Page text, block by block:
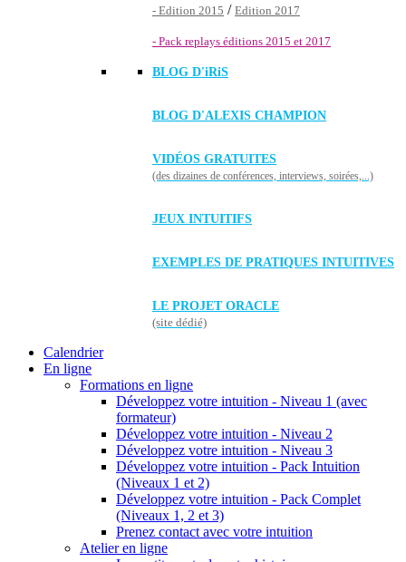
- Edition 2015 / Edition 2017
- Pack replays éditions 2015 et 2017
BLOG D'iRiS
BLOG D'ALEXIS CHAMPION
VIDÉOS GRATUITES
(des dizaines de conférences, interviews, soirées,...)
JEUX INTUITIFS
EXEMPLES DE PRATIQUES INTUITIVES
LE PROJET ORACLE
(site dédié)
Calendrier
En ligne
Formations en ligne
Développez votre intuition - Niveau 1 (avec
formateur)
Développez votre intuition - Niveau 2
Développez votre intuition - Niveau 3
Développez votre intuition - Pack Intuition
(Niveaux 1 et 2)
Développez votre intuition - Pack Complet
(Niveaux 1, 2 et 3)
Prenez contact avec votre intuition
Atelier en ligne